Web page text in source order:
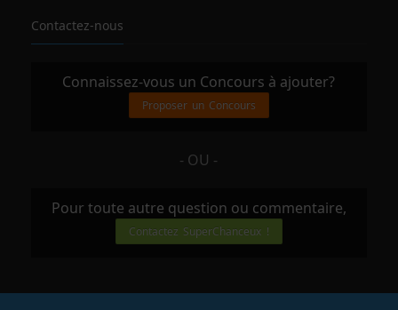
Contactez-nous
Connaissez-vous un Concours à ajouter?
Proposer un Concours
- OU -
Pour toute autre question ou commentaire,
Contactez SuperChanceux !